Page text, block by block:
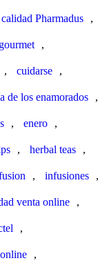
calidad Pharmadus ,
,
, cuidarse ,
de los enamorados ,
, enero ,
, herbal teas ,
, infusiones ,
venta online ,
,
,